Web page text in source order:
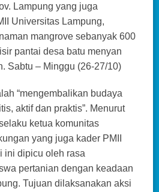
Lampung yang juga
Universitas Lampung,
mangrove sebanyak 600
pantai desa batu menyan
Sabtu – Minggu (26-27/10)
“mengembalikan budaya
aktif dan praktis”. Menurut
ketua komunitas
yang juga kader PMII
ini dipicu oleh rasa
pertanian dengan keadaan
Tujuan dilaksanakan aksi